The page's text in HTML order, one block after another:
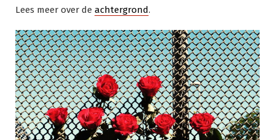
Lees meer over de achtergrond.